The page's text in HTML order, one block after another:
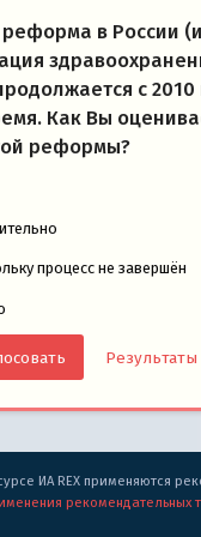
в России
с 2010
Как Вы
реформы?
процесс не завершён
Результаты
ИА REX применяются
рекомендательных